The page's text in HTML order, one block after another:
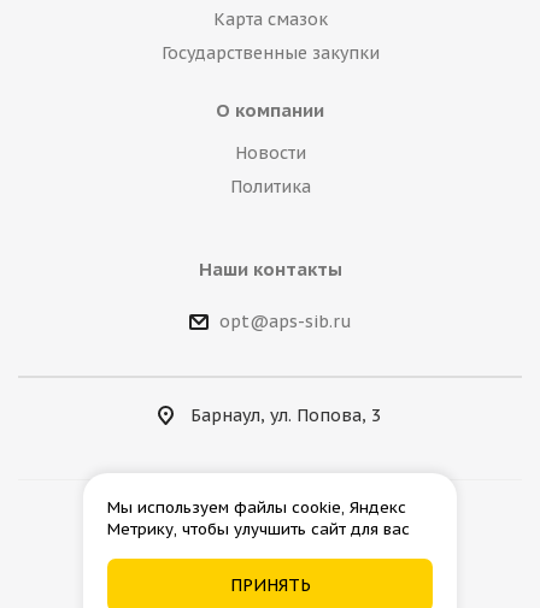
Карта смазок
Государственные закупки
О компании
Новости
Политика
Наши контакты
opt@aps-sib.ru
Барнаул, ул. Попова, 3
2026 © АгроПромСнаб
Мы используем файлы cookie, Яндекс
Метрику, чтобы улучшить сайт для вас
ПРИНЯТЬ